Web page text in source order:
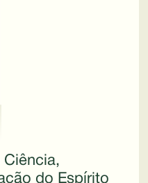
Ciência,
do Espírito